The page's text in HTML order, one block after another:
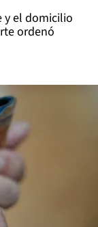
y el domicilio
ordenó